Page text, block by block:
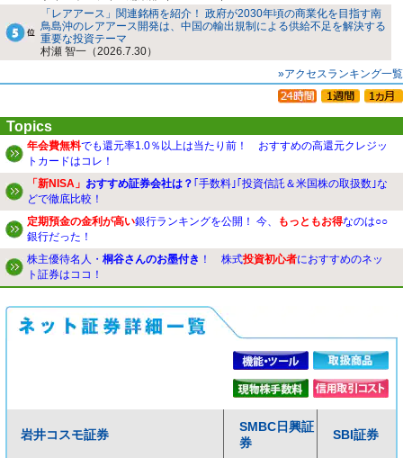
「レアアース」関連銘柄を紹介！ 政府が2030年頃の商業化を目指す南
鳥島沖のレアアース開発は、中国の輸出規制による供給不足を解決する
重要な投資テーマ
村瀬 智一（2026.7.30）
»アクセスランキング一覧
Topics
年会費無料でも還元率1.0％以上は当たり前！ おすすめの高還元クレジッ
トカードはコレ！
「新NISA」 おすすめ証券会社は？ ｢手数料｣｢投資信託＆米国株の取扱数｣な
どで徹底比較！
定期預金の金利が高い銀行ランキングを公開！ 今、 もっともお得なのは○○
銀行だった！
株主優待名人・ 桐谷さんのお墨付き ！ 株式投資初心者におすすめのネッ
ト証券はココ！
岩井コスモ証券
SMBC日興証
券
SBI証券